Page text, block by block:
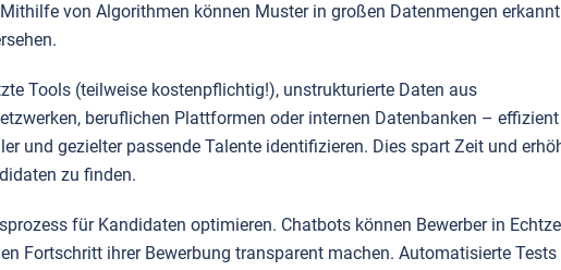
von Algorithmen können Muster in großen Datenmengen erkannt
Tools (teilweise kostenpflichtig!), unstrukturierte Daten aus
beruflichen Plattformen oder internen Datenbanken –
und gezielter passende Talente identifizieren. Dies spart Zeit und
zu finden.
für Kandidaten optimieren. Chatbots können Bewerber in
Fortschritt ihrer Bewerbung transparent machen. Automatisierte Tests